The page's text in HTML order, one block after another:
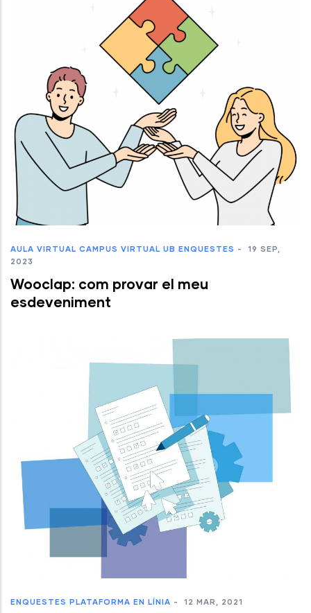
AULA VIRTUAL CAMPUS VIRTUAL UB ENQUESTES -
19 SEP,
2023
Wooclap: com provar el meu
esdeveniment
ENQUESTES PLATAFORMA EN LÍNIA - 12 MAR, 2021